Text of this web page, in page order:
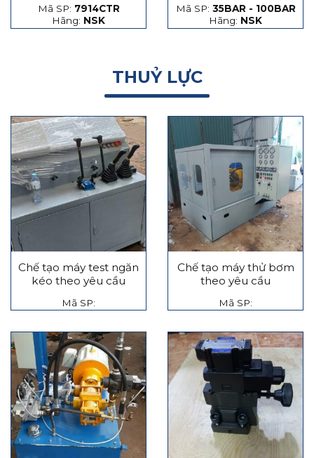
Mã SP: 7914CTR
Hãng: NSK
hạt thép và hạt gốm
Mã SP: 35BAR - 100BAR
Hãng: NSK
THUỶ LỰC
Chế tạo máy test ngăn
kéo theo yêu cầu
Mã SP:
Chế tạo máy thử bơm
theo yêu cầu
Mã SP: